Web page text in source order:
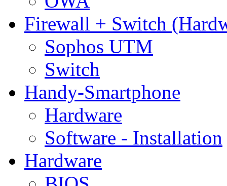
Firewall + Switch
Sophos UTM
Switch
Handy-Smartphone
Hardware
Software - Installation
Hardware